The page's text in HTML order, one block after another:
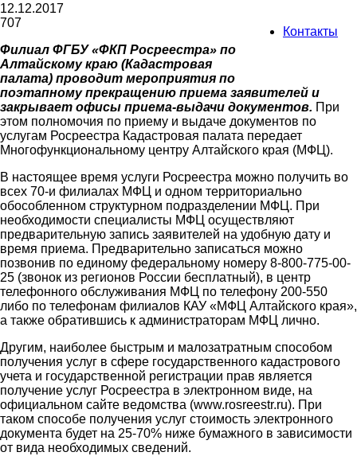
Контакты
12.12.2017
707
Филиал ФГБУ «ФКП Росреестра» по
Алтайскому краю (Кадастровая
палата) проводит мероприятия по
поэтапному прекращению приема заявителей и
закрывает офисы приема-выдачи документов. При
этом полномочия по приему и выдаче документов по
услугам Росреестра Кадастровая палата передает
Многофункциональному центру Алтайского края (МФЦ).
В настоящее время услуги Росреестра можно получить во
всех 70-и филиалах МФЦ и одном территориально
обособленном структурном подразделении МФЦ. При
необходимости специалисты МФЦ осуществляют
предварительную запись заявителей на удобную дату и
время приема. Предварительно записаться можно
позвонив по единому федеральному номеру 8-800-775-00-
25 (звонок из регионов России бесплатный), в центр
телефонного обслуживания МФЦ по телефону 200-550
либо по телефонам филиалов КАУ «МФЦ Алтайского края»,
а также обратившись к администраторам МФЦ лично.
Другим, наиболее быстрым и малозатратным способом
получения услуг в сфере государственного кадастрового
учета и государственной регистрации прав является
получение услуг Росреестра в электронном виде, на
официальном сайте ведомства (www.rosreеstr.ru). При
таком способе получения услуг стоимость электронного
документа будет на 25-70% ниже бумажного в зависимости
от вида необходимых сведений.